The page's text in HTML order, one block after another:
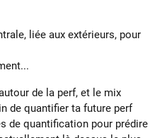
liée aux extérieurs, pour
de la perf, et le mix
de quantifier ta future perf
de quantification pour prédire